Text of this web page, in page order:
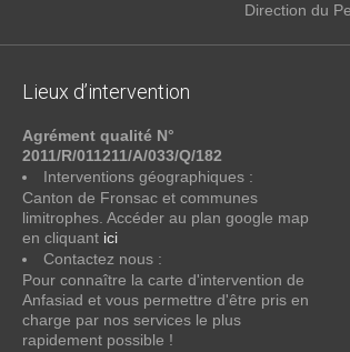
Direction du
Lieux d’intervention
Agrément qualité N°
2011/R/011211/A/033/Q/182
Interventions géographiques :
Canton de Fronsac et communes
limitrophes. Accéder au plan google map
en cliquant ici
Contactez nous :
Pour connaître la carte d'intervention de
Anfasiad et vous permettre d'être pris en
charge par nos services le plus
rapidement possible !